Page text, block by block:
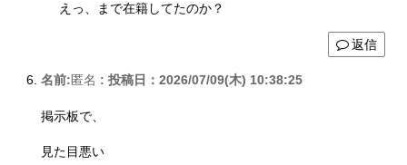
えっ、まで在籍してたのか？
返信
名前:匿名 : 投稿日：2026/07/09(木) 10:38:25
掲示板で、
見た目悪い